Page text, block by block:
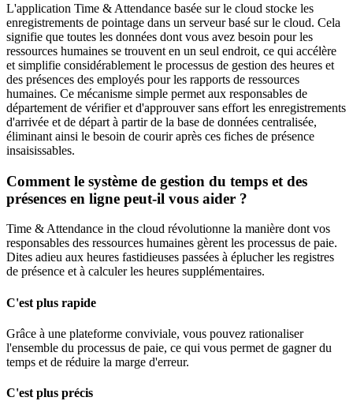
L'application Time & Attendance basée sur le cloud stocke les
enregistrements de pointage dans un serveur basé sur le cloud. Cela
signifie que toutes les données dont vous avez besoin pour les
ressources humaines se trouvent en un seul endroit, ce qui accélère
et simplifie considérablement le processus de gestion des heures et
des présences des employés pour les rapports de ressources
humaines. Ce mécanisme simple permet aux responsables de
département de vérifier et d'approuver sans effort les enregistrements
d'arrivée et de départ à partir de la base de données centralisée,
éliminant ainsi le besoin de courir après ces fiches de présence
insaisissables.
Comment le système de gestion du temps et des
présences en ligne peut-il vous aider ?
Time & Attendance in the cloud révolutionne la manière dont vos
responsables des ressources humaines gèrent les processus de paie.
Dites adieu aux heures fastidieuses passées à éplucher les registres
de présence et à calculer les heures supplémentaires.
C'est plus rapide
Grâce à une plateforme conviviale, vous pouvez rationaliser
l'ensemble du processus de paie, ce qui vous permet de gagner du
temps et de réduire la marge d'erreur.
C'est plus précis